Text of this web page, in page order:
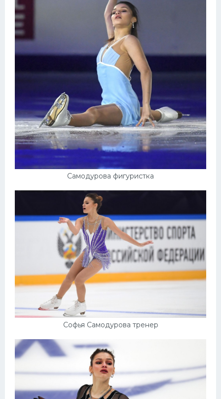
Самодурова фигуристка
Софья Самодурова тренер